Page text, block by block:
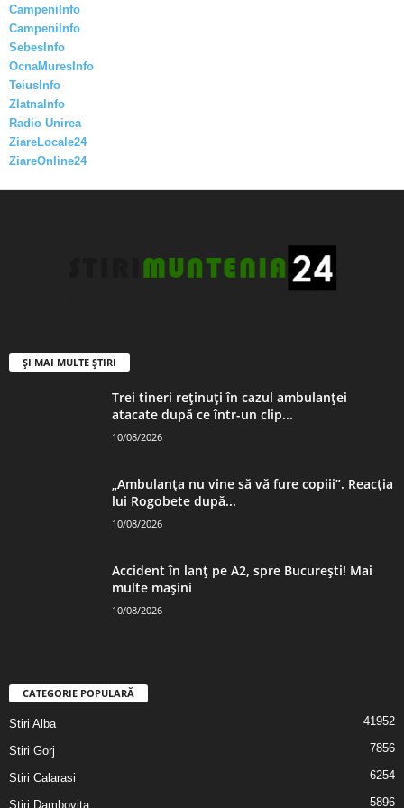
CampeniInfo
CampeniInfo
SebesInfo
OcnaMuresInfo
TeiusInfo
ZlatnaInfo
Radio Unirea
ZiareLocale24
ZiareOnline24
ȘI MAI MULTE ȘTIRI
Trei tineri reţinuţi în cazul ambulanţei
atacate după ce într-un clip...
10/08/2026
„Ambulanța nu vine să vă fure copiii”. Reacția
lui Rogobete după...
10/08/2026
Accident în lanț pe A2, spre București! Mai
multe mașini
10/08/2026
CATEGORIE POPULARĂ
Stiri Alba 41952
Stiri Gorj 7856
Stiri Calarasi 6254
Stiri Dambovita 5896